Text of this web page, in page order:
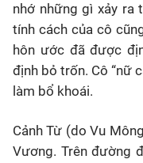
nhớ những gì xảy ra
tính cách của cô
hôn ước đã được
định bỏ trốn. Cô “nữ
làm bổ khoái.
Cảnh Từ (do Vu
Vương. Trên đường